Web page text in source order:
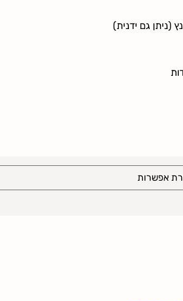
(ניתן גם ידנית)